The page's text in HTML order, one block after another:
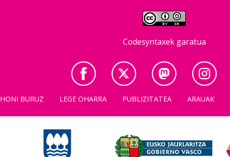
Codesyntaxek garatua
HONI BURUZ LEGE OHARRA PUBLIZITATEA ARAUAK